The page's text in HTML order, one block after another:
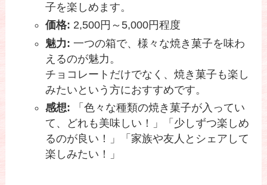
子を楽しめます。
価格: 2,500円～5,000円程度
魅力: 一つの箱で、様々な焼き菓子を味わ
えるのが魅力。
チョコレートだけでなく、焼き菓子も楽し
みたいという方におすすめです。
感想: 「色々な種類の焼き菓子が入ってい
て、どれも美味しい！」「少しずつ楽しめ
るのが良い！」「家族や友人とシェアして
楽しみたい！」